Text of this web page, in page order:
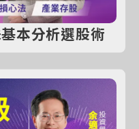
本分析選股術